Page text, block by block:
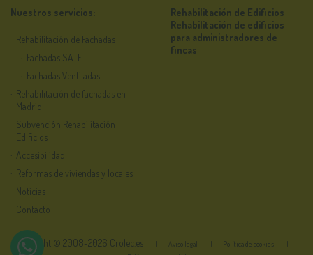
Nuestros servicios:
Rehabilitación de Fachadas
Fachadas SATE
Fachadas Ventiladas
Rehabilitación de fachadas en
Madrid
Subvención Rehabilitación
Edificios
Accesibilidad
Reformas de viviendas y locales
Noticias
Contacto
Rehabilitación de Edificios
Rehabilitación de edificios
para administradores de
fincas
Copyright © 2008-2026 Crolec.es Aviso legal
Política de cookies